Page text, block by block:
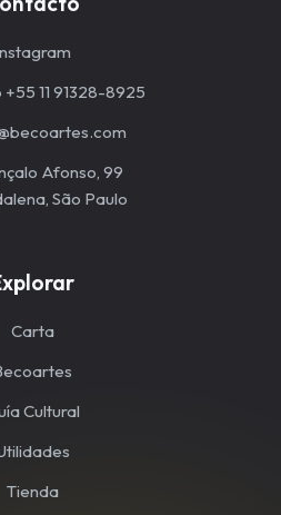
11 91328-8925
Afonso, 99
São Paulo
Carta
Cultural
Tienda